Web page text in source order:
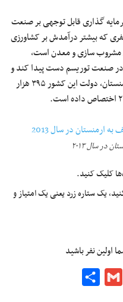
گذاری قابل توجهی بر صنعت
که بیشتر درآمدش بر کشاورزی
مشروب سازی و معدن است،
۲۰۱۴ به رشد ۳. ۱۱ درصدی در صنعت توریسم دست پیدا کند و
بنا به گفته کارن چشمارتیان وزیر اقتصاد ارمنستان، دولت این کشور ۳۹۵ هزار
در سال ۲۰۱۳
کلیک کنید.
یک ستاره زرد یعنی یک امتیاز و
اولین نفر باشید
Copy
Gmail